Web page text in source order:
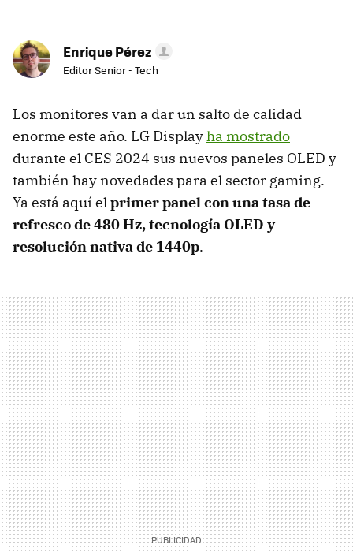
Enrique Pérez
Editor Senior - Tech
Los monitores van a dar un salto de calidad
enorme este año. LG Displayha mostrado
durante el CES 2024 sus nuevos paneles OLED y
también hay novedades para el sector gaming.
Ya está aquí elprimer panel con una tasa de
refresco de 480 Hz, tecnología OLED y
resolución nativa de 1440p.